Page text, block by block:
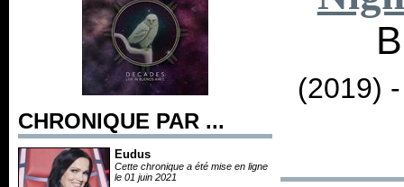
CHRONIQUE PAR ...
Eudus
Cette chronique a été mise en ligne
le 01 juin 2021
(2019)